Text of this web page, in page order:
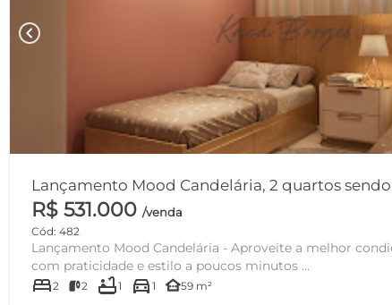
chevron_left
Lançamento Mood Candelária, 2 quartos sendo
R$ 531.000 /venda
Cód: 482
Lançamento Mood Candelária - Aproveite a melhor
com praticidade e estilo a poucos minutos ...
bed2 2 bathtub1 directions_car 1 other_houses59 m²